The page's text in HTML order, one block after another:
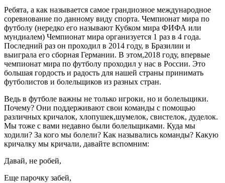
Ребята, а как называется самое грандиозное международное
соревнование по данному виду спорта. Чемпионат мира по
футболу (нередко его называют Кубком мира ФИФА или
мундиалем) Чемпионат мира организуется 1 раз в 4 года.
Последний раз он проходил в 2014 году, в Бразилии и
выиграла его сборная Германии. В этом,2018 году, впервые
чемпионат мира по футболу проходил у нас в России. Это
большая гордость и радость для нашей страны принимать
футболистов и болельщиков из разных стран.
Ведь в футболе важны не только игроки, но и болельщики.
Почему? Они поддерживают свои команды с помощью
различных кричалок, хлопушек,шумелок, свистелок, дуделок.
Мы тоже с вами недавно были болельщиками. Куда мы
ходили? За кого мы болели? Как назывались команды? Какую
кричалку мы кричали, давайте вспомним:
Давай, не робей,
Еще парочку забей,